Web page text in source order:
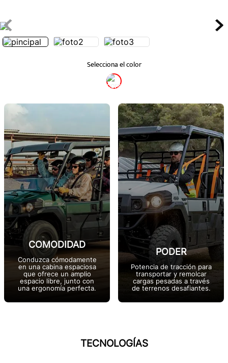
COMODIDAD
Conduzca cómodamente
en una cabina espaciosa
que ofrece un amplio
espacio libre, junto con
una ergonomía perfecta.
PODER
Potencia de tracción para
transportar y remolcar
cargas pesadas a través
de terrenos desafiantes.
TECNOLOGÍAS